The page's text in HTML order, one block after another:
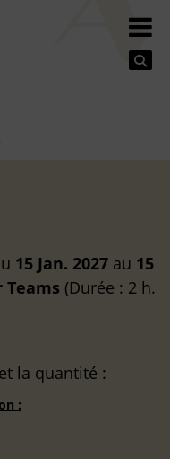
15 Jan. 2027 au 15
Teams (Durée : 2 h.
la quantité :
: